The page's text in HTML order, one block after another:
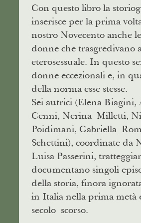
Con questo libro la
inserisce per la prima
nostro Novecento anche
donne che trasgredivano
eterosessuale. In questo
donne eccezionali e, in
della norma esse stesse.
Sei autrici (Elena Biagini,
Cenni, Nerina Milletti,
Poidimani, Gabriella
Schettini), coordinate da
Luisa Passerini,
documentano singoli
della storia, finora
in Italia nella prima metà
secolo scorso.